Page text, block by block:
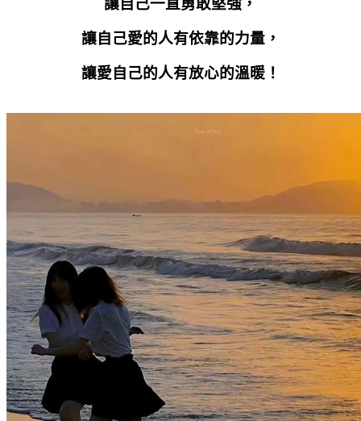
讓自己一直勇敢堅強，
讓自己愛的人有依靠的力量，
讓愛自己的人有放心的溫暖！